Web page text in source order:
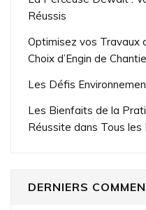
Réussis
Optimisez vos Travaux
Choix d’Engin de
Les Défis
Les Bienfaits de la
Réussite dans Tous les
DERNIERS